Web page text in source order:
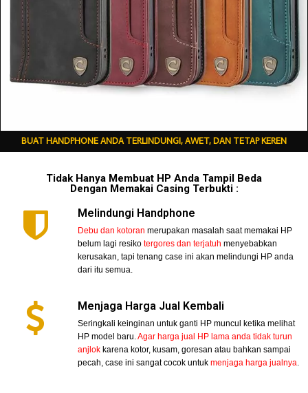
BUAT HANDPHONE ANDA TERLINDUNGI, AWET, DAN TETAP KEREN
Tidak Hanya Membuat HP Anda Tampil Beda
Dengan Memakai Casing Terbukti :
Melindungi Handphone
Debu dan kotoran merupakan masalah saat memakai HP
belum lagi resiko tergores dan terjatuh menyebabkan
kerusakan, tapi tenang case ini akan melindungi HP anda
dari itu semua.
Menjaga Harga Jual Kembali
Seringkali keinginan untuk ganti HP muncul ketika melihat
HP model baru.Agar harga jual HP lama anda tidak turun
anjlok karena kotor, kusam, goresan atau bahkan sampai
pecah, case ini sangat cocok untukmenjaga harga jualnya.